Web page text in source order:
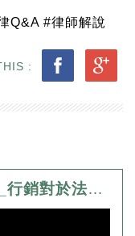
Q&A #律師解說
:
賴易辰 財會助理_教育訓練_行銷對於法律行業的影響